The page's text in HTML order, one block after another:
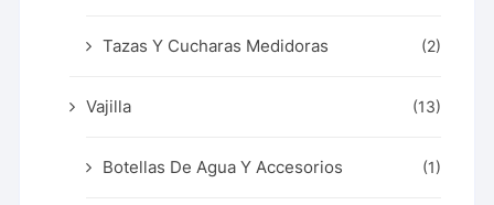
Tazas Y Cucharas Medidoras (2)
Vajilla (13)
Botellas De Agua Y Accesorios (1)